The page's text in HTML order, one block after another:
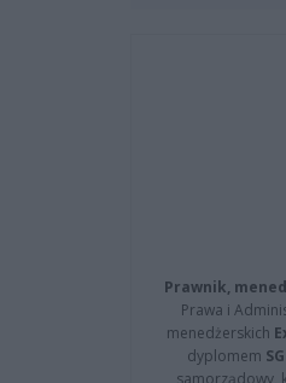
Prawnik,
Prawa i
menedżerskich
dyplomem
samorządowy,